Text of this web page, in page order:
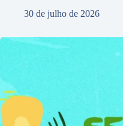
30 de julho de 2026